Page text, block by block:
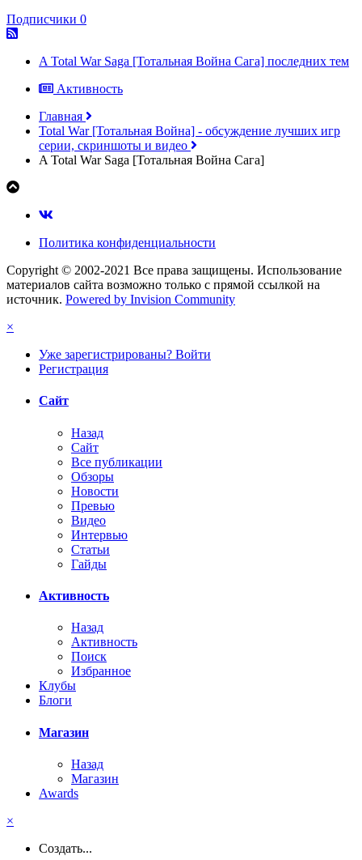
Подписчики 0
A Total War Saga [Тотальная Война Сага] последних тем
Активность
Главная
Total War [Тотальная Война] - обсуждение лучших игр
серии, скриншоты и видео
A Total War Saga [Тотальная Война Сага]
Политика конфиденциальности
Copyright © 2002-2021 Все права защищены. Использование
материалов сайта возможно только с прямой ссылкой на
источник. Powered by Invision Community
×
Уже зарегистрированы? Войти
Регистрация
Сайт
Назад
Сайт
Все публикации
Обзоры
Новости
Превью
Видео
Интервью
Статьи
Гайды
Активность
Назад
Активность
Поиск
Избранное
Клубы
Блоги
Магазин
Назад
Магазин
Awards
×
Создать...